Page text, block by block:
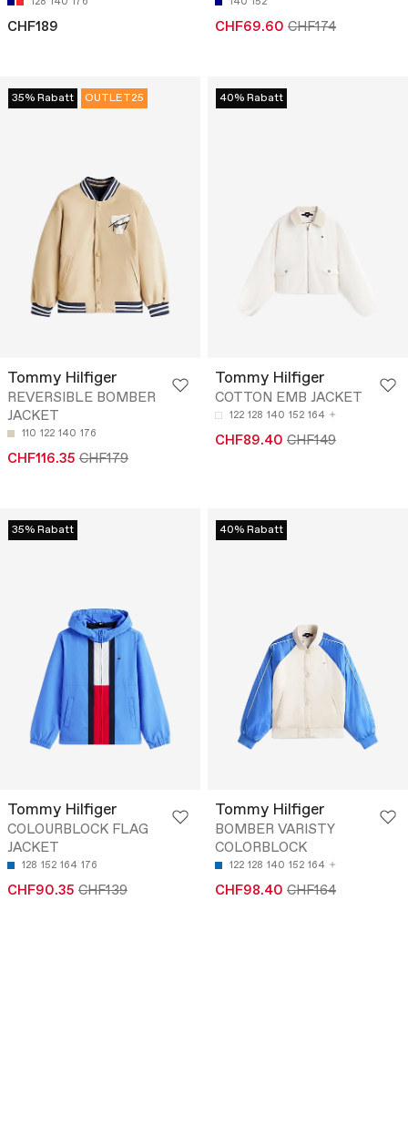
CHF189 CHF69.60 CHF174
35% Rabatt OUTLET25
Tommy Hilfiger
REVERSIBLE BOMBER
JACKET
110 122 140 176
CHF116.35 CHF179
40% Rabatt
Tommy Hilfiger
COTTON EMB JACKET
122 128 140 152 164
CHF89.40 CHF149
35% Rabatt
Tommy Hilfiger
COLOURBLOCK FLAG
JACKET
128 152 164 176
CHF90.35 CHF139
40% Rabatt
Tommy Hilfiger
BOMBER VARISTY
COLORBLOCK
122 128 140 152 164
CHF98.40 CHF164